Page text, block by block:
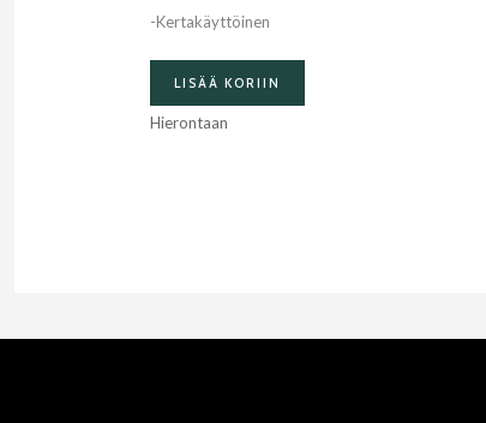
-Kertakäyttöinen
LISÄÄ KORIIN
Hierontaan